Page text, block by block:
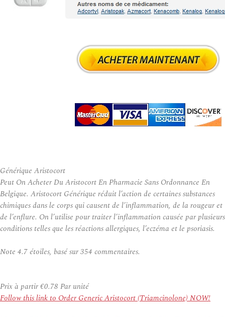
Générique Aristocort
Peut On Acheter Du Aristocort En Pharmacie Sans Ordonnance En
Belgique. Aristocort Générique réduit l’action de certaines substances
chimiques dans le corps qui causent de l’inflammation, de la rougeur et
de l’enflure. On l’utilise pour traiter l’inflammation causée par plusieurs
conditions telles que les réactions allergiques, l’eczéma et le psoriasis.
Note 4.7étoiles, basé sur354 commentaires.
Prix à partir€0.78 Par unité
Follow this link to Order Generic Aristocort (Triamcinolone) NOW!